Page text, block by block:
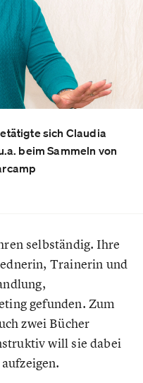
sich Claudia
beim Sammeln von
selbständig. Ihre
Trainerin und
gefunden. Zum
zwei Bücher
will sie dabei